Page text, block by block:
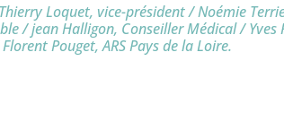
Loquet, vice-président / Noémie
/ jean Halligon, Conseiller Médical / Yves
Pouget, ARS Pays de la Loire.